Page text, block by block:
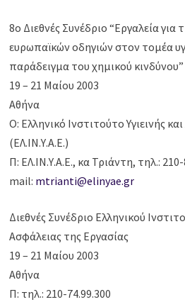
8ο Διεθνές Συνέδριο “Εργαλεία
ευρωπαϊκών οδηγιών στον τομέα
παράδειγμα του χημικού κινδύνου”
19 – 21 Μαίου 2003
Αθήνα
Ο: Ελληνικό Ινστιτούτο Υγιεινής
(ΕΛ.ΙΝ.Υ.Α.Ε.)
Π: ΕΛ.ΙΝ.Υ.Α.Ε., κα Τριάντη, τηλ.:
mail: mtrianti@elinyae.gr
Διεθνές Συνέδριο Ελληνικού
Ασφάλειας της Εργασίας
19 – 21 Μαίου 2003
Αθήνα
Π: τηλ.: 210-74.99.300